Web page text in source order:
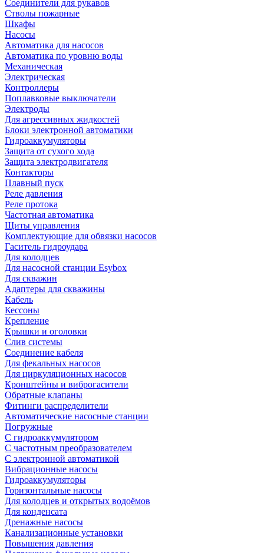
Соединители для рукавов
Стволы пожарные
Шкафы
Насосы
Автоматика для насосов
Автоматика по уровню воды
Механическая
Электрическая
Контроллеры
Поплавковые выключатели
Электроды
Для агрессивных жидкостей
Блоки электронной автоматики
Гидроаккумуляторы
Защита от сухого хода
Защита электродвигателя
Контакторы
Плавный пуск
Реле давления
Реле протока
Частотная автоматика
Щиты управления
Комплектующие для обвязки насосов
Гаситель гидроудара
Для колодцев
Для насосной станции Esybox
Для скважин
Адаптеры для скважины
Кабель
Кессоны
Крепление
Крышки и оголовки
Слив системы
Соединение кабеля
Для фекальных насосов
Для циркуляционных насосов
Кронштейны и виброгасители
Обратные клапаны
Фитинги распределители
Автоматические насосные станции
Погружные
С гидроаккумулятором
С частотным преобразователем
С электронной автоматикой
Вибрационные насосы
Гидроаккумуляторы
Горизонтальные насосы
Для колодцев и открытых водоёмов
Для конденсата
Дренажные насосы
Канализационные установки
Повышения давления